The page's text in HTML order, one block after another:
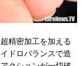
精密加工を加える
ドロバランスで造